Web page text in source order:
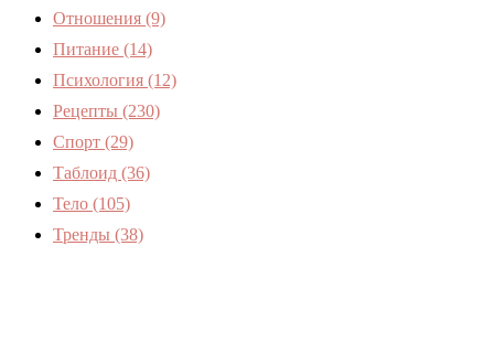
Отношения (9)
Питание (14)
Психология (12)
Рецепты (230)
Спорт (29)
Таблоид (36)
Тело (105)
Тренды (38)